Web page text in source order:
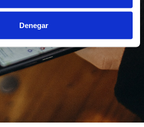
Denegar